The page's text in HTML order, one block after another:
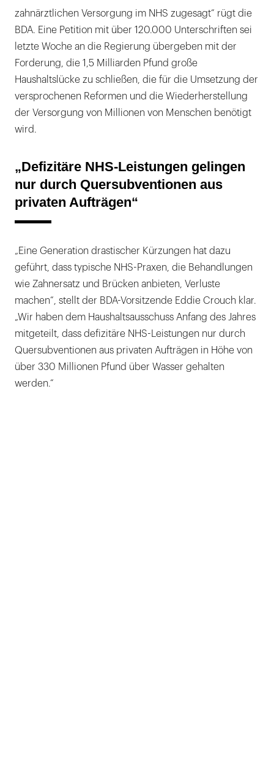
zahnärztlichen Versorgung im NHS zugesagt“ rügt die
BDA. Eine Petition mit über 120.000 Unterschriften sei
letzte Woche an die Regierung übergeben mit der
Forderung, die 1,5 Milliarden Pfund große
Haushaltslücke zu schließen, die für die Umsetzung der
versprochenen Reformen und die Wiederherstellung
der Versorgung von Millionen von Menschen benötigt
wird.
„Defizitäre NHS-Leistungen gelingen
nur durch Quersubventionen aus
privaten Aufträgen“
„Eine Generation drastischer Kürzungen hat dazu
geführt, dass typische NHS-Praxen, die Behandlungen
wie Zahnersatz und Brücken anbieten, Verluste
machen“, stellt der BDA-Vorsitzende Eddie Crouch klar.
„Wir haben dem Haushaltsausschuss Anfang des Jahres
mitgeteilt, dass defizitäre NHS-Leistungen nur durch
Quersubventionen aus privaten Aufträgen in Höhe von
über 330 Millionen Pfund über Wasser gehalten
werden.“